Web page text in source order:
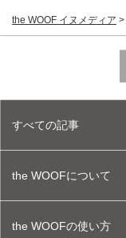
the WOOF イヌメディア >
すべての記事
the WOOFについて
the WOOFの使い方